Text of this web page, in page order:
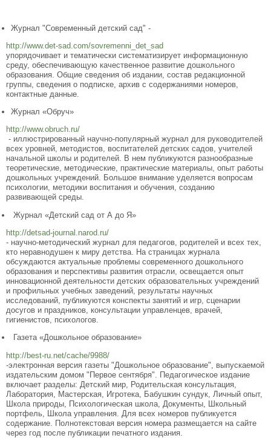
Журнал "Современный детский сад" -
http://www.det-sad.com/sovremenni_det_sad
упорядочивает и тематически систематизирует информационную
среду, обеспечивающую качественное развитие дошкольного
образования. Общие сведения об издании, состав редакционной
группы, сведения о подписке, архив с содержаниями номеров,
контактные данные.
Журнал «Обруч»
http://www.obruch.ru/
- иллюстрированный научно-популярный журнал для руководителей
всех уровней, методистов, воспитателей детских садов, учителей
начальной школы и родителей. В нем публикуются разнообразные
теоретические, методические, практические материалы, опыт работы
дошкольных учреждений. Большое внимание уделяется вопросам
психологии, методики воспитания и обучения, созданию
развивающей среды.
Журнал «Детский сад от А до Я»
http://detsad-journal.narod.ru/
- научно-методический журнал для педагогов, родителей и всех тех,
кто неравнодушен к миру детства. На страницах журнала
обсуждаются актуальные проблемы современного дошкольного
образования и перспективы развития отрасли, освещается опыт
инновационной деятельности детских образовательных учреждений
и профильных учебных заведений, результаты научных
исследований, публикуются конспекты занятий и игр, сценарии
досугов и праздников, консультации управленцев, врачей,
гигиенистов, психологов.
Газета «Дошкольное образование»
http://best-ru.net/cache/9988/
-электронная версия газеты "Дошкольное образование", выпускаемой
издательским домом "Первое сентября". Педагогическое издание
включает разделы: Детский мир, Родительская консультация,
Лаборатория, Мастерская, Игротека, Бабушкин сундук, Личный опыт,
Школа природы, Психологическая школа, Документы, Школьный
портфель, Школа управления. Для всех номеров публикуется
содержание. Полнотекстовая версия номера размещается на сайте
через год после публикации печатного издания.